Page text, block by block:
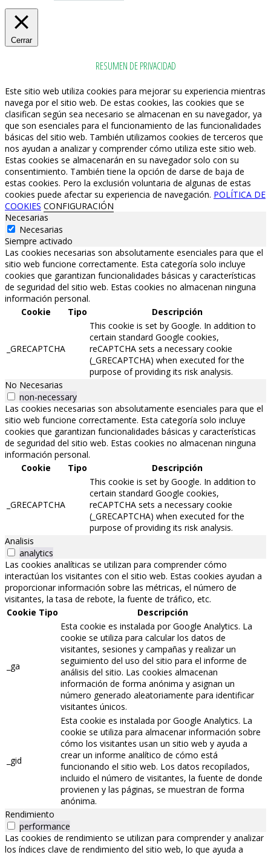
Cerrar
RESUMEN DE PRIVACIDAD
Este sitio web utiliza cookies para mejorar su experiencia mientras
navega por el sitio web. De estas cookies, las cookies que se
clasifican según sea necesario se almacenan en su navegador, ya
que son esenciales para el funcionamiento de las funcionalidades
básicas del sitio web. También utilizamos cookies de terceros que
nos ayudan a analizar y comprender cómo utiliza este sitio web.
Estas cookies se almacenarán en su navegador solo con su
consentimiento. También tiene la opción de darse de baja de
estas cookies. Pero la exclusión voluntaria de algunas de estas
cookies puede afectar su experiencia de navegación. POLÍTICA DE
COOKIES CONFIGURACIÓN
Necesarias
Necesarias
Siempre activado
Las cookies necesarias son absolutamente esenciales para que el
sitio web funcione correctamente. Esta categoría solo incluye
cookies que garantizan funcionalidades básicas y características
de seguridad del sitio web. Estas cookies no almacenan ninguna
información personal.
Cookie
Tipo Descripción
_GRECAPTCHA
This cookie is set by Google. In addition to
certain standard Google cookies,
reCAPTCHA sets a necessary cookie
(_GRECAPTCHA) when executed for the
purpose of providing its risk analysis.
No Necesarias
non-necessary
Las cookies necesarias son absolutamente esenciales para que el
sitio web funcione correctamente. Esta categoría solo incluye
cookies que garantizan funcionalidades básicas y características
de seguridad del sitio web. Estas cookies no almacenan ninguna
información personal.
Cookie
Tipo Descripción
_GRECAPTCHA
This cookie is set by Google. In addition to
certain standard Google cookies,
reCAPTCHA sets a necessary cookie
(_GRECAPTCHA) when executed for the
purpose of providing its risk analysis.
Analisis
analytics
Las cookies analíticas se utilizan para comprender cómo
interactúan los visitantes con el sitio web. Estas cookies ayudan a
proporcionar información sobre las métricas, el número de
visitantes, la tasa de rebote, la fuente de tráfico, etc.
Cookie Tipo Descripción
_ga
Esta cookie es instalada por Google Analytics. La
cookie se utiliza para calcular los datos de
visitantes, sesiones y campañas y realizar un
seguimiento del uso del sitio para el informe de
análisis del sitio. Las cookies almacenan
información de forma anónima y asignan un
número generado aleatoriamente para identificar
visitantes únicos.
_gid
Esta cookie es instalada por Google Analytics. La
cookie se utiliza para almacenar información sobre
cómo los visitantes usan un sitio web y ayuda a
crear un informe analítico de cómo está
funcionando el sitio web. Los datos recopilados,
incluido el número de visitantes, la fuente de donde
provienen y las páginas, se muestran de forma
anónima.
Rendimiento
performance
Las cookies de rendimiento se utilizan para comprender y analizar
los índices clave de rendimiento del sitio web, lo que ayuda a